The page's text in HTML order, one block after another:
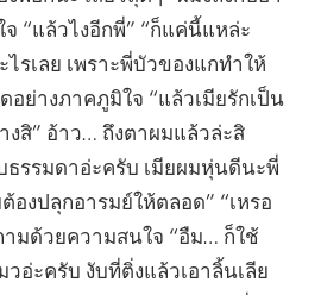
“แล้วไงอีกพี่” “ก็แค่นี้แหล่ะ
รเลย เพราะพี่บัวของแกทำให้
อย่างภาคภูมิใจ “แล้วเมียรักเป็น
งสิ” อ้าว… ถึงตาผมแล้วล่ะสิ
ธรรมดาอ่ะครับ เมียผมหุ่นดีนะพี่
งปลุกอารมย์ให้ตลอด” “เหรอ
ามด้วยความสนใจ “อืม… ก็ใช้
อ่ะครับ งับที่ติ่งแล้วเอาลิ้นเลีย